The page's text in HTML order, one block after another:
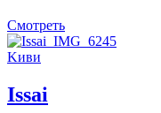
Смотреть
Kиви
Issai